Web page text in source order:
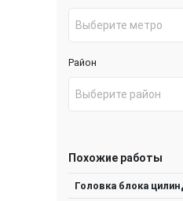
Выберите метро
Район
Выберите район
Похожие работы
Головка блока